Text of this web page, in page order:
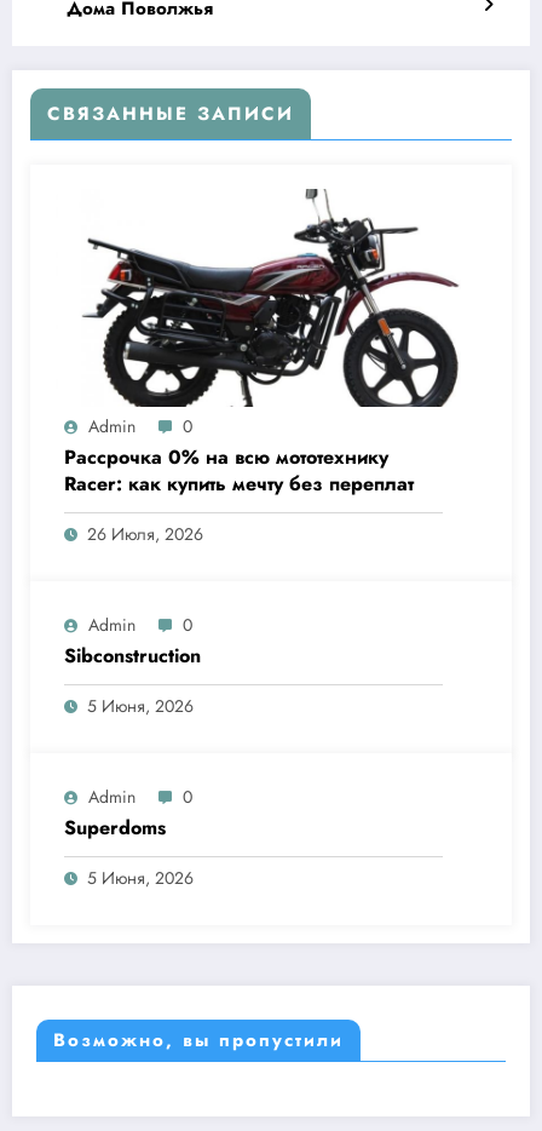
Дома Поволжья
СВЯЗАННЫЕ ЗАПИСИ
Admin 0
Рассрочка 0% на всю мототехнику
Racer: как купить мечту без переплат
26 Июля, 2026
Admin 0
Sibconstruction
5 Июня, 2026
Admin 0
Superdoms
5 Июня, 2026
Возможно, вы пропустили